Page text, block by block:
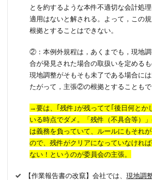
とを約するような本件不適切な会計処
適用はないと解される。よって，この
根拠とすることはできない。
②：本例外規程は，あくまでも，現地
合が発見された場合の取扱いを定めるも
現地調整がそもそも未了である場合に
たがって，主張②の根拠とすることもで
→要は、｢残件｣が残ってて｢後日何とか
いる時点でダメ。「残件（不具合等）
は義務を負っていて、ルールにもそれ
ので、残件がクリアになっていなけれ
ない！というのが委員会の主張。
【作業報告書の改竄】会社では、 現地調